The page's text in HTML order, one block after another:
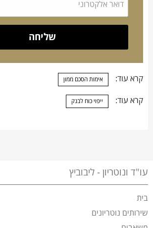
קרא עוד: אימות הסכם ממון
קרא עוד: ייפוי כוח לבנק
עו"ד ונוטריון - ליבוביץ
בית
שירותים נוטריונים